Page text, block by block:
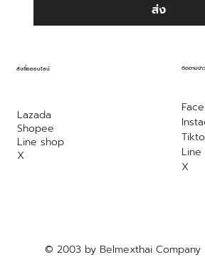
Line
X
ติดตามข่า
สั่งซื้อออนไลน์
Lazada
Shopee
Line shop
X
ส่ง
© 2003 by Belmexthai Company